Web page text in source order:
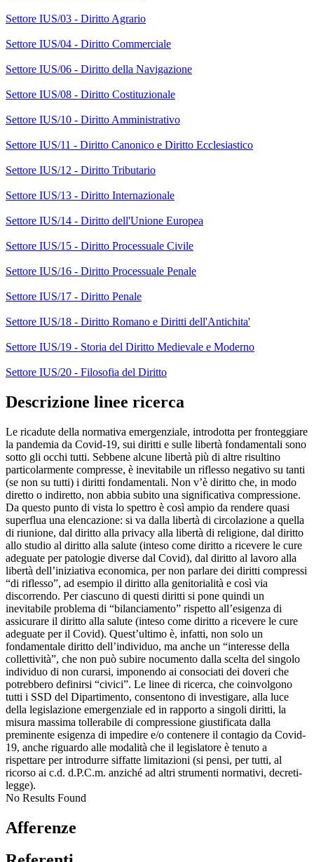
Settore IUS/03 - Diritto Agrario
Settore IUS/04 - Diritto Commerciale
Settore IUS/06 - Diritto della Navigazione
Settore IUS/08 - Diritto Costituzionale
Settore IUS/10 - Diritto Amministrativo
Settore IUS/11 - Diritto Canonico e Diritto Ecclesiastico
Settore IUS/12 - Diritto Tributario
Settore IUS/13 - Diritto Internazionale
Settore IUS/14 - Diritto dell'Unione Europea
Settore IUS/15 - Diritto Processuale Civile
Settore IUS/16 - Diritto Processuale Penale
Settore IUS/17 - Diritto Penale
Settore IUS/18 - Diritto Romano e Diritti dell'Antichita'
Settore IUS/19 - Storia del Diritto Medievale e Moderno
Settore IUS/20 - Filosofia del Diritto
Descrizione linee ricerca
Le ricadute della normativa emergenziale, introdotta per fronteggiare
la pandemia da Covid-19, sui diritti e sulle libertà fondamentali sono
sotto gli occhi tutti. Sebbene alcune libertà più di altre risultino
particolarmente compresse, è inevitabile un riflesso negativo su tanti
(se non su tutti) i diritti fondamentali. Non v’è diritto che, in modo
diretto o indiretto, non abbia subito una significativa compressione.
Da questo punto di vista lo spettro è così ampio da rendere quasi
superflua una elencazione: si va dalla libertà di circolazione a quella
di riunione, dal diritto alla privacy alla libertà di religione, dal diritto
allo studio al diritto alla salute (inteso come diritto a ricevere le cure
adeguate per patologie diverse dal Covid), dal diritto al lavoro alla
libertà dell’iniziativa economica, per non parlare dei diritti compressi
“di riflesso”, ad esempio il diritto alla genitorialità e così via
discorrendo. Per ciascuno di questi diritti si pone quindi un
inevitabile problema di “bilanciamento” rispetto all’esigenza di
assicurare il diritto alla salute (inteso come diritto a ricevere le cure
adeguate per il Covid). Quest’ultimo è, infatti, non solo un
fondamentale diritto dell’individuo, ma anche un “interesse della
collettività”, che non può subire nocumento dalla scelta del singolo
individuo di non curarsi, imponendo ai consociati dei doveri che
potrebbero definirsi “civici”. Le linee di ricerca, che coinvolgono
tutti i SSD del Dipartimento, consentono di investigare, alla luce
della legislazione emergenziale ed in rapporto a singoli diritti, la
misura massima tollerabile di compressione giustificata dalla
preminente esigenza di impedire e/o contenere il contagio da Covid-
19, anche riguardo alle modalità che il legislatore è tenuto a
rispettare per introdurre siffatte limitazioni (si pensi, per tutti, al
ricorso ai c.d. d.P.C.m. anziché ad altri strumenti normativi, decreti-
legge).
No Results Found
Afferenze